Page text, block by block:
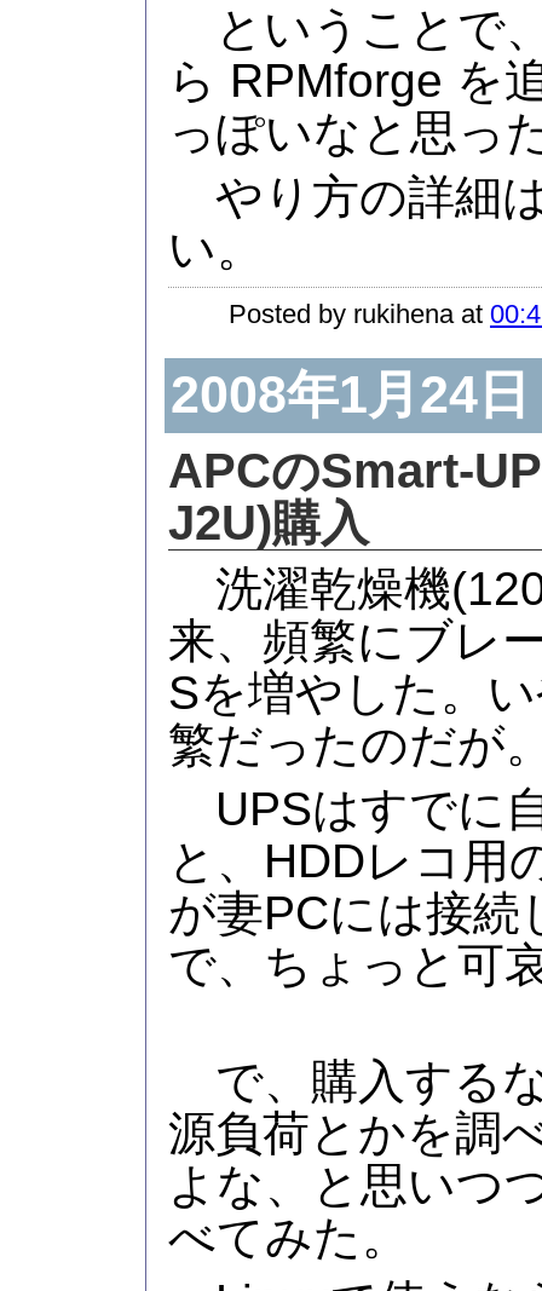
ということで
ら RPMforge を
っぽいなと思っ
やり方の詳細
い。
Posted by rukihena at
2008年1月24日
APCのSmart-
J2U)購入
洗濯乾燥機
来、頻繁にブレ
Sを増やした。
繁だったのだが
UPSはすでに
と、HDDレコ用
が妻PCには接
で、ちょっと可
で、購入する
源負荷とかを調
よな、と思いつ
べてみた。